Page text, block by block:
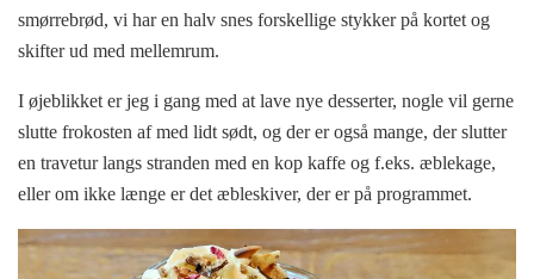
smørrebrød, vi har en halv snes forskellige stykker på kortet og
skifter ud med mellemrum.
I øjeblikket er jeg i gang med at lave nye desserter, nogle vil gerne
slutte frokosten af med lidt sødt, og der er også mange, der slutter
en travetur langs stranden med en kop kaffe og f.eks. æblekage,
eller om ikke længe er det æbleskiver, der er på programmet.